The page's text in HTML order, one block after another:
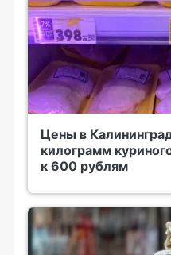
Цены в
килограмм
к 600 рублям